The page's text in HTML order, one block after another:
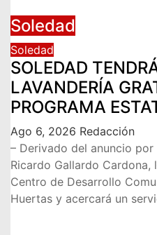
Soledad
Soledad
SOLEDAD
LAVANDERÍA
PROGRAMA
Ago 6, 2026 Redacción
– Derivado del anuncio
Ricardo Gallardo
Centro de Desarrollo
Huertas y acercará un